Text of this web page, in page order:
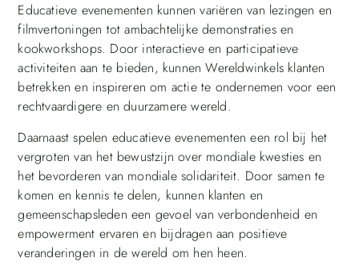
Educatieve evenementen kunnen variëren van lezingen en
filmvertoningen tot ambachtelijke demonstraties en
kookworkshops. Door interactieve en participatieve
activiteiten aan te bieden, kunnen Wereldwinkels klanten
betrekken en inspireren om actie te ondernemen voor een
rechtvaardigere en duurzamere wereld.
Daarnaast spelen educatieve evenementen een rol bij het
vergroten van het bewustzijn over mondiale kwesties en
het bevorderen van mondiale solidariteit. Door samen te
komen en kennis te delen, kunnen klanten en
gemeenschapsleden een gevoel van verbondenheid en
empowerment ervaren en bijdragen aan positieve
veranderingen in de wereld om hen heen.